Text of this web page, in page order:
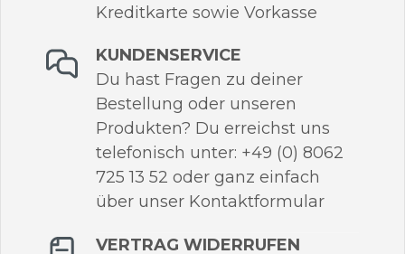
Kreditkarte sowie Vorkasse
KUNDENSERVICE
Du hast Fragen zu deiner
Bestellung oder unseren
Produkten? Du erreichst uns
telefonisch unter: +49 (0) 8062
725 13 52 oder ganz einfach
über unser Kontaktformular
VERTRAG WIDERRUFEN